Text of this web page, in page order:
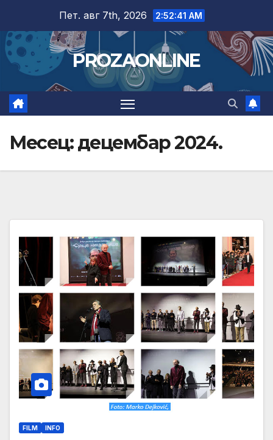
content
Пет. авг 7th, 2026 2:52:42 AM
PROZAONLINE
Месец:децембар 2024.
FILM INFO